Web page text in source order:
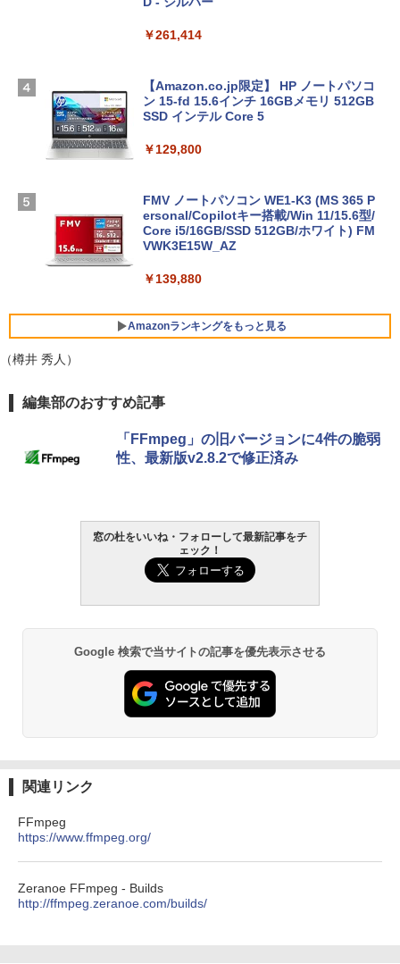
￥261,414
【Amazon.co.jp限定】 HP ノートパソコ
ン 15-fd 15.6インチ 16GBメモリ 512GB
SSD インテル Core 5
￥129,800
FMV ノートパソコン WE1-K3 (MS 365 P
ersonal/Copilotキー搭載/Win 11/15.6型/
Core i5/16GB/SSD 512GB/ホワイト) FM
VWK3E15W_AZ
￥139,880
Amazonランキングをもっと見る
Robloxギフトカード - 800 Robux 【限
インゲームコード】 ロブロックス | オン
ラインコード版
Robloxギフトカード - 1000 Robux 【限
定バーチャルアイテムを含む】 【オンラ
インゲームコード】 ロブロックス |オン
ラインコード版
￥1,600
Microsoft Office Home & Business 202
4(最新 永続版)|オンラインコード版|Wind
ows11、10/mac対応|PC2台
￥39,582
Windows版 | Minecraft (マインクラフ
生成AIパスポート公式テキスト 第４版
￥1,766
ズ (はぴーイラストLabo)
￥480
ClaudeCode いちばんやさしい 教科書:
方 マニュアル AI副業にもコンテンツ作成
にもKindle出版にも！ 非エンジニアのた
めのAIコーディング入門シリーズ
￥99
FM TOWNS ハイパー・カタログ: 本体ハ
ードウェア・市販ソフトウェアのパーフ
Amazon Kindle Paperwhite (16GB) 7イ
週間持続バッテリー、広告なし、ブラッ
ク
Amazon Kindle - 目に優しい、かさばら
ない、大きな画面で読みやすい、6週間持
続バッテリー、6インチディスプレイ電子
書籍リーダー、ブラック、16GB、広告な
Kindle Paperwhite シグニチャーエディ
ション (32GB) 7インチディスプレイ、明
るさ自動調整、色調調節ライト、12週間
持続バッテリー、広告なし、メタリック
ージ、防水、7インチカラーディスプレ
イ、色調調節ライト、最大8週間持続バッ
テリー、広告無し、ブラック (2025年発
￥31,980
（樽井 秀人）
編集部のおすすめ記事
「FFmpeg」の旧バージョンに4件の脆弱
性、最新版v2.8.2で修正済み
窓の杜をいいね・フォローして最新記事をチ
ェック！
Google 検索で当サイトの記事を優先表示させる
関連リンク
FFmpeg
https://www.ffmpeg.org/
Zeranoe FFmpeg - Builds
http://ffmpeg.zeranoe.com/builds/